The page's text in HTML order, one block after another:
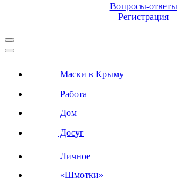
Вопросы-ответы
Регистрация
Маски в Крыму
Работа
Дом
Досуг
Личное
«Шмотки»